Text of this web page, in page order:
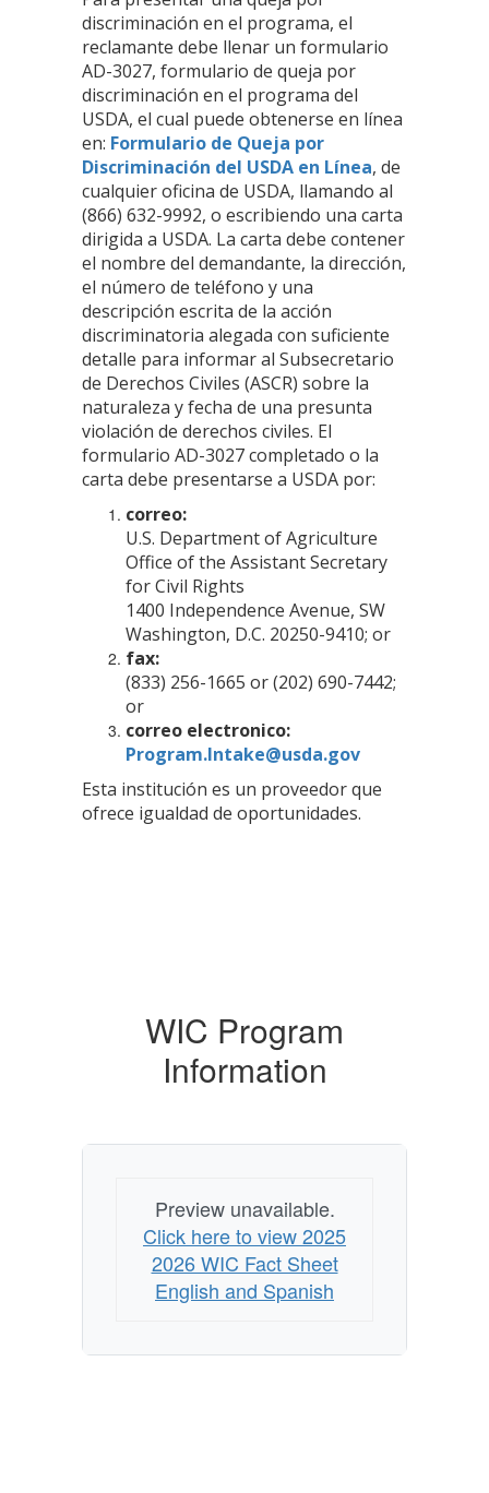
discriminación en el programa, el
reclamante debe llenar un formulario
AD-3027, formulario de queja por
discriminación en el programa del
USDA, el cual puede obtenerse en línea
en: Formulario de Queja por
Discriminación del USDA en Línea, de
cualquier oficina de USDA, llamando al
(866) 632-9992, o escribiendo una carta
dirigida a USDA. La carta debe contener
el nombre del demandante, la dirección,
el número de teléfono y una
descripción escrita de la acción
discriminatoria alegada con suficiente
detalle para informar al Subsecretario
de Derechos Civiles (ASCR) sobre la
naturaleza y fecha de una presunta
violación de derechos civiles. El
formulario AD-3027 completado o la
carta debe presentarse a USDA por:
correo:
U.S. Department of Agriculture
Office of the Assistant Secretary
for Civil Rights
1400 Independence Avenue, SW
Washington, D.C. 20250-9410; or
fax:
(833) 256-1665 or (202) 690-7442;
or
correo electronico:
Program.Intake@usda.gov
Esta institución es un proveedor que
ofrece igualdad de oportunidades.
WIC Program
Information
Preview unavailable.
Click here to view 2025
2026 WIC Fact Sheet
English and Spanish